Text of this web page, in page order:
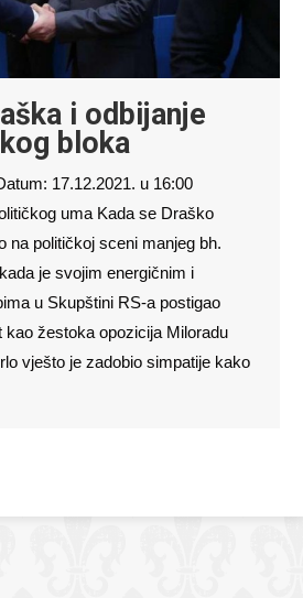
i odbijanje
bloka
17.12.2021. u 16:00
uma Kada se Draško
na političkoj sceni manjeg bh.
je svojim energičnim i
u Skupštini RS-a postigao
kao žestoka opozicija Miloradu
vješto je zadobio simpatije kako